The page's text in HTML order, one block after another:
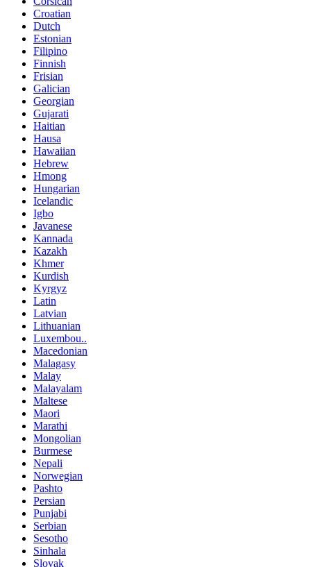
Croatian
Dutch
Estonian
Filipino
Finnish
Frisian
Galician
Georgian
Gujarati
Haitian
Hausa
Hawaiian
Hebrew
Hmong
Hungarian
Icelandic
Igbo
Javanese
Kannada
Kazakh
Khmer
Kurdish
Kyrgyz
Latin
Latvian
Lithuanian
Luxembou..
Macedonian
Malagasy
Malay
Malayalam
Maltese
Maori
Marathi
Mongolian
Burmese
Nepali
Norwegian
Pashto
Persian
Punjabi
Serbian
Sesotho
Sinhala
Slovak